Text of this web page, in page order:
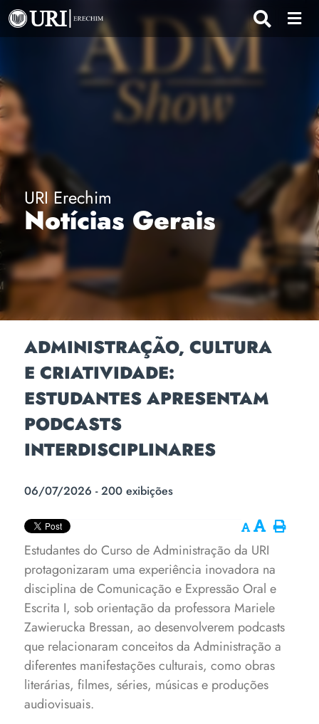
URI Erechim
Notícias Gerais
ADMINISTRAÇÃO, CULTURA
E CRIATIVIDADE:
ESTUDANTES APRESENTAM
PODCASTS
INTERDISCIPLINARES
06/07/2026 - 200 exibições
Estudantes do Curso de Administração da URI
protagonizaram uma experiência inovadora na
disciplina de Comunicação e Expressão Oral e
Escrita I, sob orientação da professora Mariele
Zawierucka Bressan, ao desenvolverem podcasts
que relacionaram conceitos da Administração a
diferentes manifestações culturais, como obras
literárias, filmes, séries, músicas e produções
audiovisuais.